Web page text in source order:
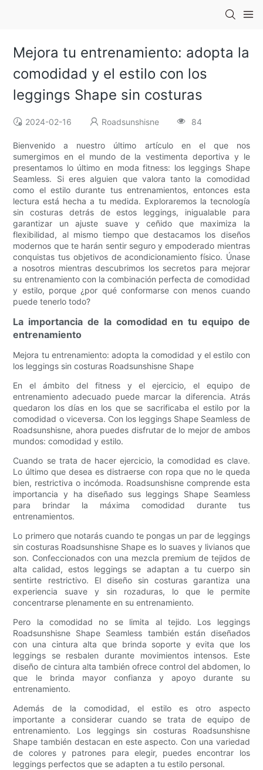
Mejora tu entrenamiento: adopta la
comodidad y el estilo con los
leggings Shape sin costuras
2024-02-16 Roadsunshisne 84
Bienvenido a nuestro último artículo en el que nos
sumergimos en el mundo de la vestimenta deportiva y le
presentamos lo último en moda fitness: los leggings Shape
Seamless. Si eres alguien que valora tanto la comodidad
como el estilo durante tus entrenamientos, entonces esta
lectura está hecha a tu medida. Exploraremos la tecnología
sin costuras detrás de estos leggings, inigualable para
garantizar un ajuste suave y ceñido que maximiza la
flexibilidad, al mismo tiempo que destacamos los diseños
modernos que te harán sentir seguro y empoderado mientras
conquistas tus objetivos de acondicionamiento físico. Únase
a nosotros mientras descubrimos los secretos para mejorar
su entrenamiento con la combinación perfecta de comodidad
y estilo, porque ¿por qué conformarse con menos cuando
puede tenerlo todo?
La importancia de la comodidad en tu equipo de
entrenamiento
Mejora tu entrenamiento: adopta la comodidad y el estilo con
los leggings sin costuras Roadsunshisne Shape
En el ámbito del fitness y el ejercicio, el equipo de
entrenamiento adecuado puede marcar la diferencia. Atrás
quedaron los días en los que se sacrificaba el estilo por la
comodidad o viceversa. Con los leggings Shape Seamless de
Roadsunshisne, ahora puedes disfrutar de lo mejor de ambos
mundos: comodidad y estilo.
Cuando se trata de hacer ejercicio, la comodidad es clave.
Lo último que desea es distraerse con ropa que no le queda
bien, restrictiva o incómoda. Roadsunshisne comprende esta
importancia y ha diseñado sus leggings Shape Seamless
para brindar la máxima comodidad durante tus
entrenamientos.
Lo primero que notarás cuando te pongas un par de leggings
sin costuras Roadsunshisne Shape es lo suaves y livianos que
son. Confeccionados con una mezcla premium de tejidos de
alta calidad, estos leggings se adaptan a tu cuerpo sin
sentirte restrictivo. El diseño sin costuras garantiza una
experiencia suave y sin rozaduras, lo que le permite
concentrarse plenamente en su entrenamiento.
Pero la comodidad no se limita al tejido. Los leggings
Roadsunshisne Shape Seamless también están diseñados
con una cintura alta que brinda soporte y evita que los
leggings se resbalen durante movimientos intensos. Este
diseño de cintura alta también ofrece control del abdomen, lo
que le brinda mayor confianza y apoyo durante su
entrenamiento.
Además de la comodidad, el estilo es otro aspecto
importante a considerar cuando se trata de equipo de
entrenamiento. Los leggings sin costuras Roadsunshisne
Shape también destacan en este aspecto. Con una variedad
de colores y patrones para elegir, puedes encontrar los
leggings perfectos que se adapten a tu estilo personal.